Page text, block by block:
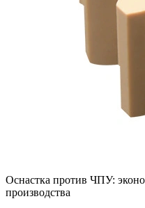
Оснастка против ЧПУ:
производства